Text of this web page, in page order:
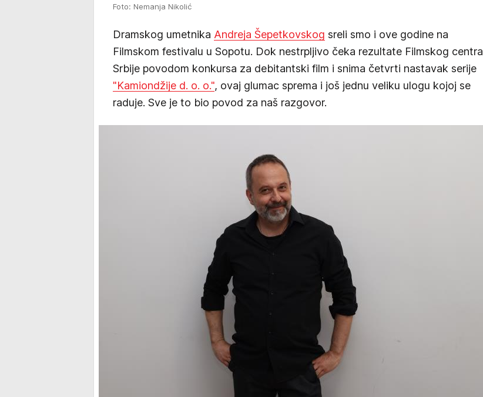
Foto: Nemanja Nikolić
Dramskog umetnika Andreja Šepetkovskog sreli smo i ove godine na
Filmskom festivalu u Sopotu. Dok nestrpljivo čeka rezultate Filmskog centra
Srbije povodom konkursa za debitantski film i snima četvrti nastavak serije
"Kamiondžije d. o. o.", ovaj glumac sprema i još jednu veliku ulogu kojoj se
raduje. Sve je to bio povod za naš razgovor.